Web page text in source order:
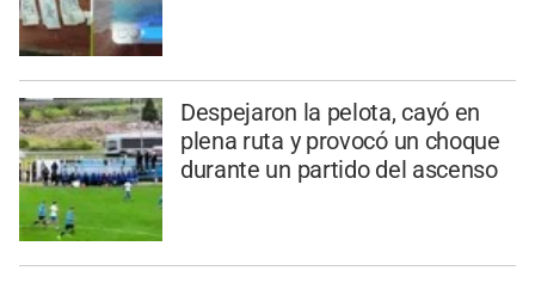
Despejaron la pelota, cayó en
plena ruta y provocó un choque
durante un partido del ascenso